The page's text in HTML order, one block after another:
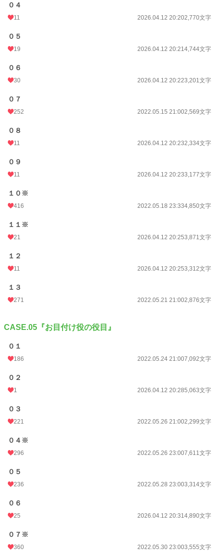
０４
11 2026.04.12 20:202,770文字
０５
19 2026.04.12 20:214,744文字
０６
30 2026.04.12 20:223,201文字
０７
252 2022.05.15 21:002,569文字
０８
11 2026.04.12 20:232,334文字
０９
11 2026.04.12 20:233,177文字
１０※
416 2022.05.18 23:334,850文字
１１※
21 2026.04.12 20:253,871文字
１２
11 2026.04.12 20:253,312文字
１３
271 2022.05.21 21:002,876文字
CASE.05『お目付け役の役目』
０１
186 2022.05.24 21:007,092文字
０２
1 2026.04.12 20:285,063文字
０３
221 2022.05.26 21:002,299文字
０４※
296 2022.05.26 23:007,611文字
０５
236 2022.05.28 23:003,314文字
０６
25 2026.04.12 20:314,890文字
０７※
360 2022.05.30 23:003,555文字